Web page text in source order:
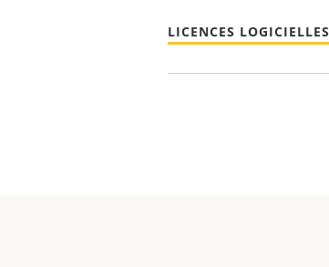
LICENCES LOGICIELLES